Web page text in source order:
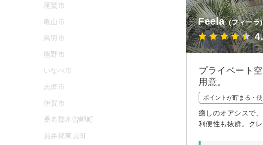
Feela (フィーラ)
プライベート
用意。
ポイントが貯まる・
癒しのオアシスで
利便性も抜群。ク
尾鷲市
亀山市
鳥羽市
熊野市
いなべ市
志摩市
伊賀市
桑名郡木曽岬町
員弁郡東員町